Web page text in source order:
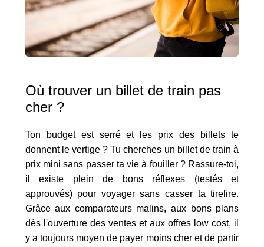
Où trouver un billet de train pas
cher ?
Ton budget est serré et les prix des billets te
donnent le vertige ? Tu cherches un billet de train à
prix mini sans passer ta vie à fouiller ? Rassure-toi,
il existe plein de bons réflexes (testés et
approuvés) pour voyager sans casser ta tirelire.
Grâce aux comparateurs malins, aux bons plans
dès l'ouverture des ventes et aux offres low cost, il
y a toujours moyen de payer moins cher et de partir